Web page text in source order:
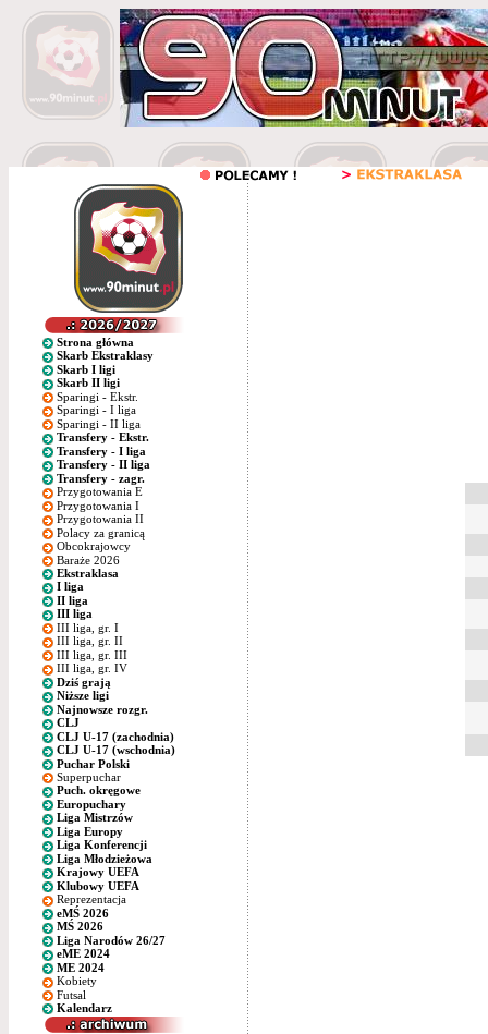
Strona główna
Skarb Ekstraklasy
Skarb I ligi
Skarb II ligi
Sparingi - Ekstr.
Sparingi - I liga
Sparingi - II liga
Transfery - Ekstr.
Transfery - I liga
Transfery - II liga
Transfery - zagr.
Przygotowania E
Przygotowania I
Przygotowania II
Polacy za granicą
Obcokrajowcy
Baraże 2026
Ekstraklasa
I liga
II liga
III liga
III liga, gr. I
III liga, gr. II
III liga, gr. III
III liga, gr. IV
Dziś grają
Niższe ligi
Najnowsze rozgr.
CLJ
CLJ U-17 (zachodnia)
CLJ U-17 (wschodnia)
Puchar Polski
Superpuchar
Puch. okręgowe
Europuchary
Liga Mistrzów
Liga Europy
Liga Konferencji
Liga Młodzieżowa
Krajowy UEFA
Klubowy UEFA
Reprezentacja
eMŚ 2026
MŚ 2026
Liga Narodów 26/27
eME 2024
ME 2024
Kobiety
Futsal
Kalendarz